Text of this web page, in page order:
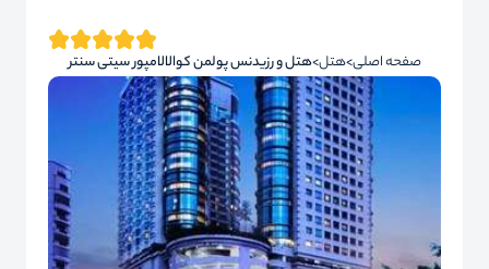
صفحه اصلی هتل هتل و رزیدنس پولمن کوالالامپور سیتی سنتر